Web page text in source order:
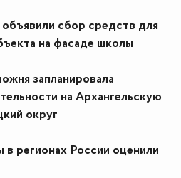
сбор средств для
на фасаде школы
запланировала
на Архангельскую
округ
регионах России оценили